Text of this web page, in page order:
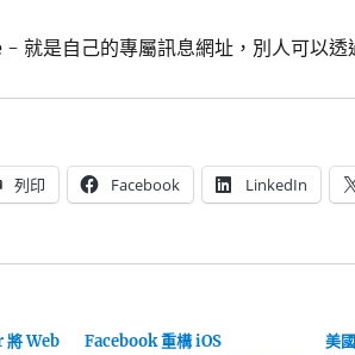
- 就是自己的專屬訊息網址，別人可以透
列印 Facebook LinkedIn
Web
Facebook 重構 iOS
美